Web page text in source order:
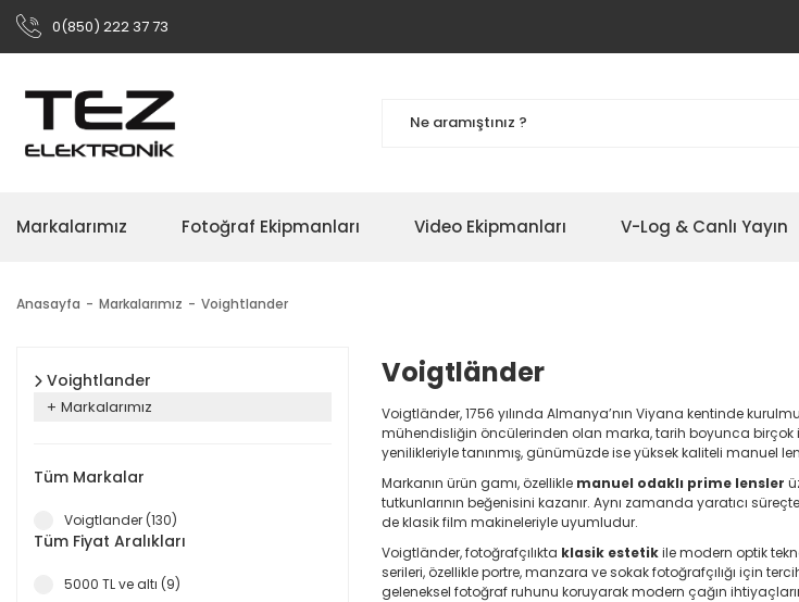
0(850) 222 37 73
Markalarımız Fotoğraf Ekipmanları Video Ekipmanları V-Log & Canlı Yayın
Anasayfa Markalarımız Voightlander
Voightlander
Markalarımız
Tüm Markalar
Voigtlander (130)
Tüm Fiyat Aralıkları
5000 TL ve altı (9)
Voigtländer
Voigtländer, 1756 yılında Almanya’nın Viyana kentinde
mühendisliğin öncülerinden olan marka, tarih boyunca birçok
yenilikleriyle tanınmış, günümüzde ise yüksek kaliteli manuel
Markanın ürün gamı, özellikle manuel odaklı prime lensler
tutkunlarının beğenisini kazanır. Aynı zamanda yaratıcı
de klasik film makineleriyle uyumludur.
Voigtländer, fotoğrafçılıkta klasik estetikile modern optik
serileri, özellikle portre, manzara ve sokak fotoğrafçılığı için
geleneksel fotoğraf ruhunu koruyarak modern çağın